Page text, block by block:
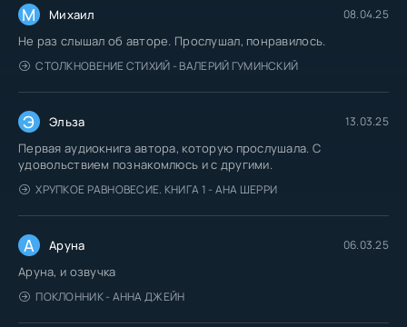
М Михаил 08.04.25
Не раз слышал об авторе. Прослушал, понравилось.
СТОЛКНОВЕНИЕ СТИХИЙ - ВАЛЕРИЙ ГУМИНСКИЙ
Э Эльза 13.03.25
Первая аудиокнига автора, которую прослушала. С
удовольствием познакомлюсь и с другими.
ХРУПКОЕ РАВНОВЕСИЕ. КНИГА 1 - АНА ШЕРРИ
А Аруна 06.03.25
Аруна, и озвучка
ПОКЛОННИК - АННА ДЖЕЙН